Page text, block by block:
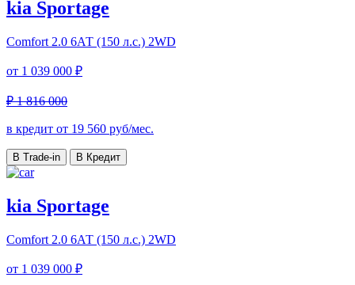
kia Sportage
Comfort 2.0 6АТ (150 л.с.) 2WD
от 1 039 000 ₽
₽ 1 816 000
в кредит от 19 560 руб/мес.
В Trade-in В Кредит
kia Sportage
Comfort 2.0 6АТ (150 л.с.) 2WD
от 1 039 000 ₽